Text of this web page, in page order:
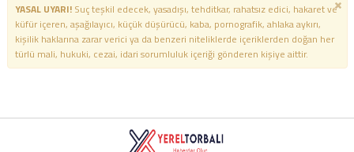
YASAL UYARI!Suç teşkil edecek, yasadışı, tehditkar, rahatsız edici, hakaret ve
küfür içeren, aşağılayıcı, küçük düşürücü, kaba, pornografik, ahlaka aykırı,
kişilik haklarına zarar verici ya da benzeri niteliklerde içeriklerden doğan her
türlü mali, hukuki, cezai, idari sorumluluk içeriği gönderen kişiye aittir.